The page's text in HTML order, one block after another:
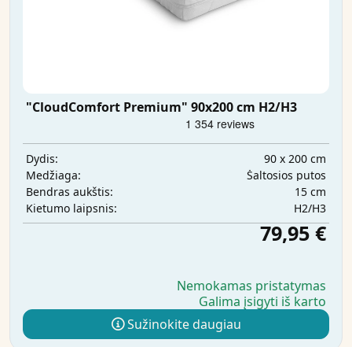
"CloudComfort Premium" 90x200 cm H2/H3
Dydis:
90 x 200 cm
Medžiaga:
Šaltosios putos
Bendras aukštis:
15 cm
Kietumo laipsnis:
H2/H3
79,95 €
Nemokamas pristatymas
Galima įsigyti iš karto
Sužinokite daugiau